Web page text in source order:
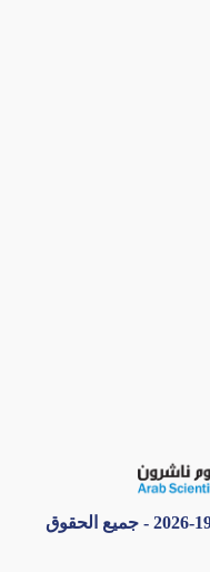
الدار العربية للعلوم 1987-2026 - جميع الحقوق